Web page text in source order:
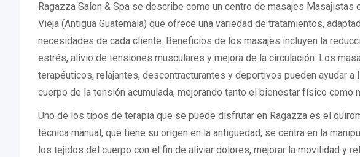
Ragazza Salon & Spa se describe como un centro de masajes Masajistas
Vieja (Antigua Guatemala) que ofrece una variedad de tratamientos,
necesidades de cada cliente. Beneficios de los masajes incluyen la
estrés, alivio de tensiones musculares y mejora de la circulación. Los
terapéuticos, relajantes, descontracturantes y deportivos pueden ayudar a
cuerpo de la tensión acumulada, mejorando tanto el bienestar físico como
Uno de los tipos de terapia que se puede disfrutar en Ragazza es el
técnica manual, que tiene su origen en la antigüedad, se centra en la
los tejidos del cuerpo con el fin de aliviar dolores, mejorar la movilidad y